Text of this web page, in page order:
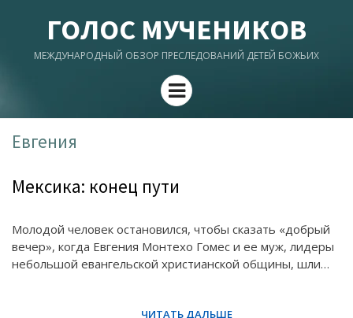
ГОЛОС МУЧЕНИКОВ
МЕЖДУНАРОДНЫЙ ОБЗОР ПРЕСЛЕДОВАНИЙ ДЕТЕЙ БОЖЬИХ
Menu
Евгения
Мексика: конец пути
Молодой человек остановился, чтобы сказать «добрый
вечер», когда Евгения Монтехо Гомес и ее муж, лидеры
небольшой евангельской христианской общины, шли…